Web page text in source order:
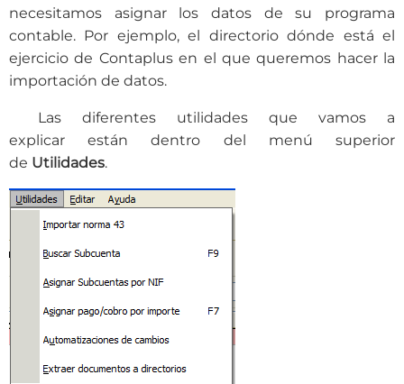
necesitamos asignar los datos de su programa
contable. Por ejemplo, el directorio dónde está el
ejercicio de Contaplus en el que queremos hacer la
importación de datos.
Las diferentes utilidades que vamos a
explicar están dentro del menú superior
de Utilidades.